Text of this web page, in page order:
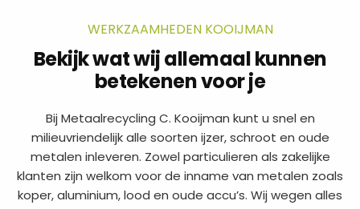
WERKZAAMHEDEN KOOIJMAN
Bekijk wat wij allemaal kunnen
betekenen voor je
Bij Metaalrecycling C. Kooijman kunt u snel en
milieuvriendelijk alle soorten ijzer, schroot en oude
metalen inleveren. Zowel particulieren als zakelijke
klanten zijn welkom voor de inname van metalen zoals
koper, aluminium, lood en oude accu’s. Wij wegen alles